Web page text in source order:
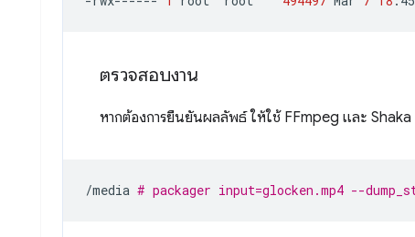
ตรวจสอบงาน
หากต้องการยืนยันผลลัพธ์ ให้ใช้ FFmpeg และ
/media # packager input=glocken.mp4 --